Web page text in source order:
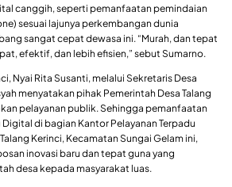
canggih, seperti pemanfaatan pemindaian
sesuai lajunya perkembangan dunia
sangat cepat dewasa ini. “Murah, dan tepat
efektif, dan lebih efisien,” sebut Sumarno.
Nyai Rita Susanti, melalui Sekretaris Desa
menyatakan pihak Pemerintah Desa Talang
pelayanan publik. Sehingga pemanfaatan
Digital di bagian Kantor Pelayanan Terpadu
Kerinci, Kecamatan Sungai Gelam ini,
inovasi baru dan tepat guna yang
desa kepada masyarakat luas.